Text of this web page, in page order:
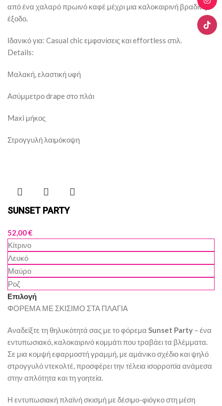
από ένα χαλαρό πρωινό καφέ μέχρι μια καλοκαιρινή βραδινή
έξοδο.
Ιδανικό για: Casual chic εμφανίσεις και effortless στιλ.
Details:
Μαλακή, ελαστική υφή
Ασύμμετρο drape στο πλάι
Maxi μήκος
Στρογγυλή λαιμόκοψη
SUNSET PARTY
52,00€
Κίτρινο
Λευκό
Μαύρο
Ροζ
Επιλογή
ΦΟΡΕΜΑ ΜΕ ΣΚΙΣΙΜΟ ΣΤΑ ΠΛΑΓΙΑ
Αναδείξτε τη θηλυκότητά σας με το φόρεμα Sunset Party – ένα
εντυπωσιακό, καλοκαιρινό κομμάτι που τραβάει τα βλέμματα.
Σε μια κομψή εφαρμοστή γραμμή, με αμάνικο σχέδιο και ψηλό
στρογγυλό ντεκολτέ, προσφέρει την τέλεια ισορροπία ανάμεσα
στην απλότητα και τη γοητεία.
Η εντυπωσιακή πλαϊνή σκισμή με δέσιμο-φιόγκο στη μέση